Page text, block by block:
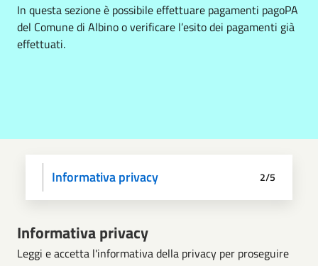
In questa sezione è possibile effettuare pagamenti pagoPA
del Comune di Albino o verificare l’esito dei pagamenti già
effettuati.
Scegli operazione
Informativa privacy
Dati anagrafici
Paga
Riepilogo 2/5
Informativa privacy
Leggi e accetta l'informativa della privacy per proseguire